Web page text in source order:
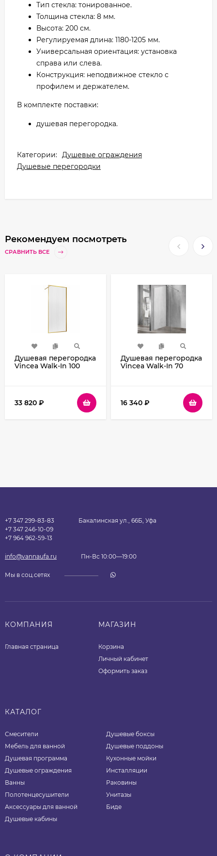
Тип стекла: тонированное.
Толщина стекла: 8 мм.
Высота: 200 см.
Регулируемая длина: 1180-1205 мм.
Универсальная ориентация: установка
справа или слева.
Конструкция: неподвижное стекло с
профилем и держателем.
В комплекте поставки:
душевая перегородка.
Категории: Душевые ограждения
Душевые перегородки
Рекомендуем посмотреть
СРАВНИТЬ ВСЕ
Душевая перегородка
Vincea Walk-In 100
рифленое
33 820 ₽
Душевая перегородка
Vincea Walk-In 70
16 340 ₽
+7 347 299-83-83
+7 347 246-10-09
+7 964 962-59-13
Бакалинская ул., 66Б, Уфа
info@vannaufa.ru Пн-Вс 10:00—19:00
Мы в соц.сетях
КОМПАНИЯ
Главная страница
МАГАЗИН
Корзина
Личный кабинет
Оформить заказ
КАТАЛОГ
Смесители
Мебель для ванной
Душевая программа
Душевые ограждения
Ванны
Полотенцесушители
Аксессуары для ванной
Душевые кабины
Душевые боксы
Душевые поддоны
Кухонные мойки
Инсталляции
Раковины
Унитазы
Биде